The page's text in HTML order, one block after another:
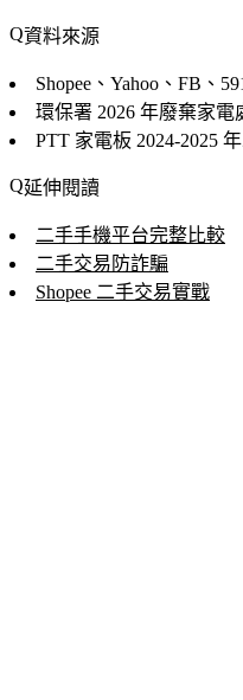
資料來源
Shopee、Yahoo、FB、
環保署 2026 年廢棄家電
PTT 家電板 2024-2025
延伸閱讀
二手手機平台完整比較
二手交易防詐騙
Shopee 二手交易實戰